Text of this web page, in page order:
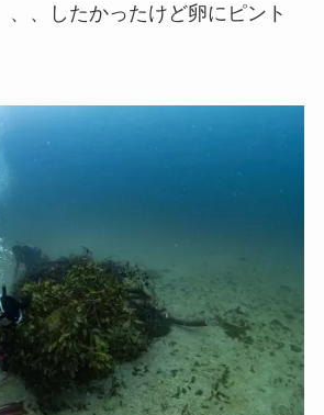
、、したかったけど卵にピント